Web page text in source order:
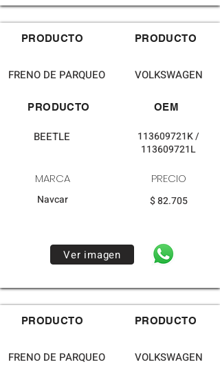
PRODUCTO PRODUCTO
FRENO DE PARQUEO VOLKSWAGEN
PRODUCTO
BEETLE
MARCA
Navcar
OEM
113609721K /
113609721L
PRECIO
$ 82.705
Ver imagen
PRODUCTO PRODUCTO
FRENO DE PARQUEO VOLKSWAGEN